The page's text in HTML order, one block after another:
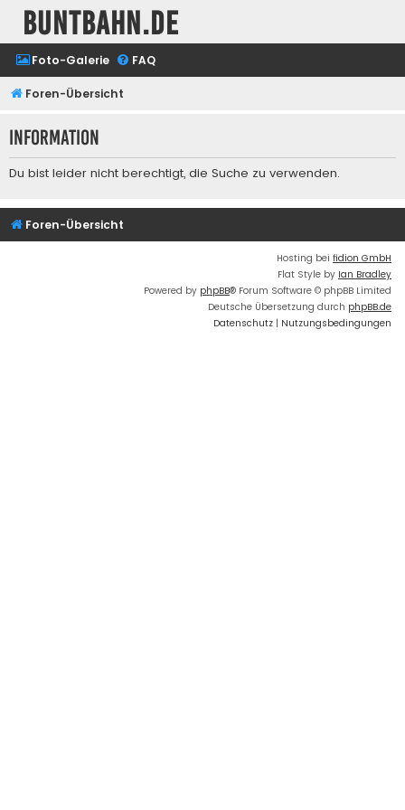
buntbahn.de
Foto-Galerie FAQ
Foren-Übersicht
Information
Du bist leider nicht berechtigt, die Suche zu verwenden.
Foren-Übersicht
Hosting bei fidion GmbH
Flat Style by Ian Bradley
Powered by phpBB® Forum Software © phpBB Limited
Deutsche Übersetzung durch phpBB.de
Datenschutz | Nutzungsbedingungen